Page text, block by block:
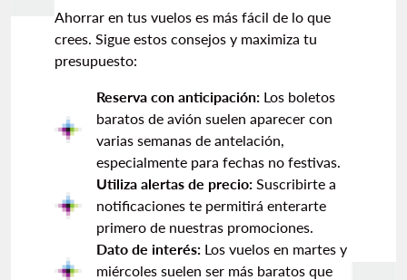
Ahorrar en tus vuelos es más fácil de lo que
crees. Sigue estos consejos y maximiza tu
presupuesto:
Reserva con anticipación: Los boletos
baratos de avión suelen aparecer con
varias semanas de antelación,
especialmente para fechas no festivas.
Utiliza alertas de precio: Suscribirte a
notificaciones te permitirá enterarte
primero de nuestras promociones.
Dato de interés: Los vuelos en martes y
miércoles suelen ser más baratos que